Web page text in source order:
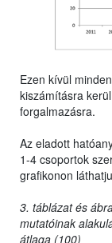
Ezen kívül
kiszámításra
forgalmazásra.
Az eladott
1-4 csoportok
grafikonon
3. táblázat és
mutatóinak
átlaga (100)